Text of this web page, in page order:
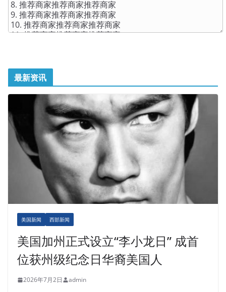
最新资讯
美国新闻 西部新闻
美国加州正式设立“李小龙日” 成首
位获州级纪念日华裔美国人
2026年7月2日 admin